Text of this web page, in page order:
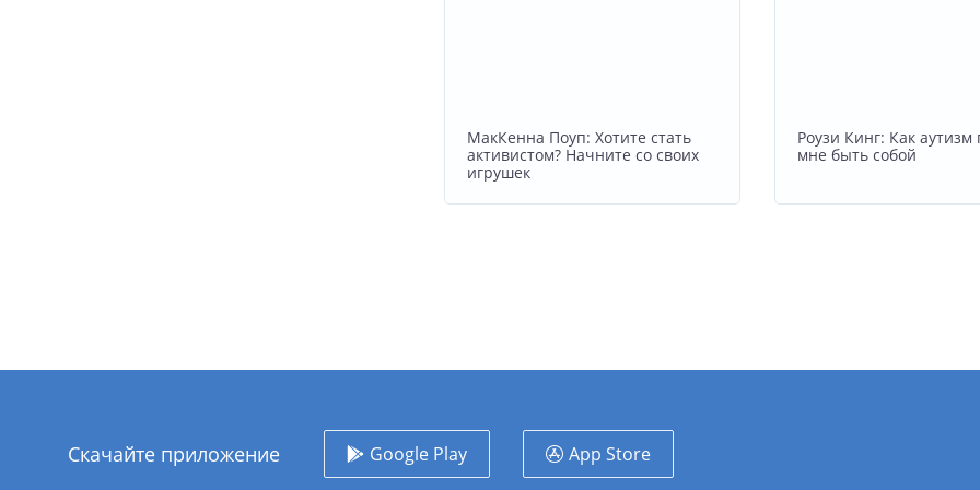
МакКенна Поуп: Хотите стать
активистом? Начните со своих
игрушек
Роузи Кинг: Как аутизм
мне быть собой
Скачайте приложение Google Play App Store